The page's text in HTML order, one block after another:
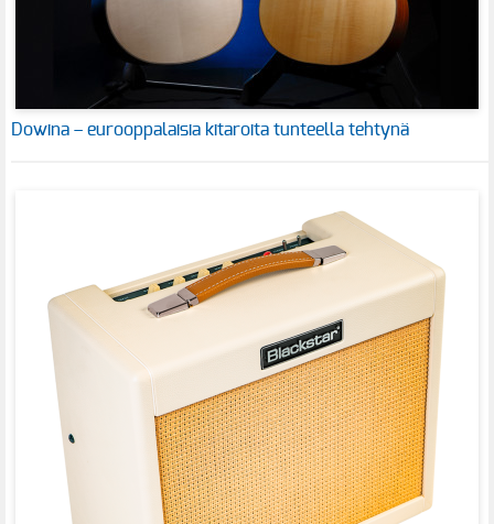
Dowina – eurooppalaisia kitaroita tunteella tehtynä